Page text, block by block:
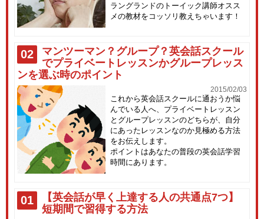
ラングランドのトーイック講師オスス
メの教材をコッソリ教えちゃいます！
02
マンツーマン？グループ？英会話スクール
でプライベートレッスンかグループレッス
ンを選ぶ時のポイント
2015/02/03
これから英会話スクールに通おうか悩
んでいる人へ、プライベートレッスン
とグループレッスンのどちらが、自分
にあったレッスンなのか見極める方法
をお伝えします。
ポイントはあなたの普段の英会話学習
時間にあります。
01
【英会話が早く上達する人の共通点7つ】
短期間で習得する方法